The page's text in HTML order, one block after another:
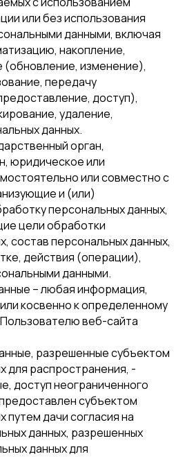
или без использования
данными, включая
накопление,
(обновление, изменение),
передачу
доступ),
удаление,
данных.
орган,
юридическое или
или совместно с
и (или)
персональных данных,
цели обработки
состав персональных данных,
действия (операции),
данными.
– любая информация,
косвенно к определенному
веб-сайта
разрешенные субъектом
для распространения, -
доступ неограниченного
субъектом
путем дачи согласия на
данных, разрешенных
данных для